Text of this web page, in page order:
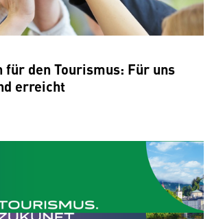
für den Tourismus: Für uns
erreicht